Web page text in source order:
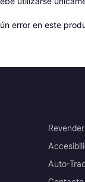
error en este
Revender
Auto-